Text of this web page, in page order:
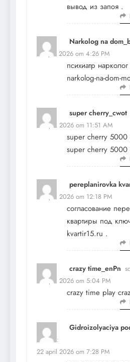
вывод из запоя .
Narkolog na
15 april 2026 om 4:26 PM
психиатр
narkolog-na-dom-
super cherry_cwot
22 april 2026 om 11:51 AM
super cherry 5000
super cherry 5000
pereplanirovka
22 april 2026 om 12:18 PM
согласование
квартиры под
kvartir15.ru .
crazy time_enPn
22 april 2026 om 5:04 PM
crazy time play
Gidroizolyaciya
schreef:
22 april 2026 om 7:28 PM